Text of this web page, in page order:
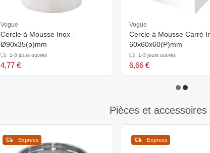
Vogue
Cercle à Mousse Inox -
Ø90x35(p)mm
1-3 jours ouvrés
4,77 €
Vogue
Cercle à Mousse Carré
60x60x60(P)mm
1-3 jours ouvrés
6,66 €
Pièces et
Express Express